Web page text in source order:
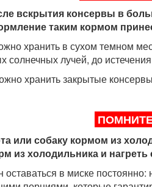
вскрытия консервы в
таким кормом
хранить в сухом темном
лучей, до
хранить закрытые
или собаку кормом из
из холодильника и
в миске постоянно: